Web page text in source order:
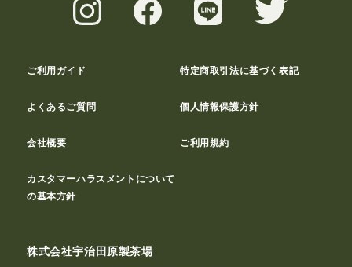
ご利用ガイド 特定商取引法に基づく表記
よくあるご質問 個人情報保護方針
会社概要 ご利用規約
カスタマーハラスメントについて
の基本方針
株式会社宇治田原製茶場